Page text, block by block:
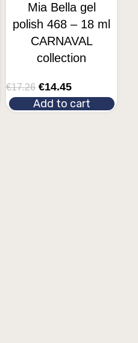
Mia Bella gel
polish 468 – 18 ml
CARNAVAL
collection
€17.26 €14.45
Add to cart